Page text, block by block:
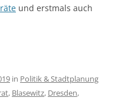
und erstmals auch
in Politik & Stadtplanung
, Blasewitz, Dresden,